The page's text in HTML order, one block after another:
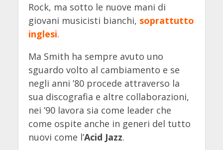
Rock, ma sotto le nuove mani di
giovani musicisti bianchi, soprattutto
inglesi.
Ma Smith ha sempre avuto uno
sguardo volto al cambiamento e se
negli anni ’80 procede attraverso la
sua discografia e altre collaborazioni,
nei ’90 lavora sia come leader che
come ospite anche in generi del tutto
nuovi come l’Acid Jazz.